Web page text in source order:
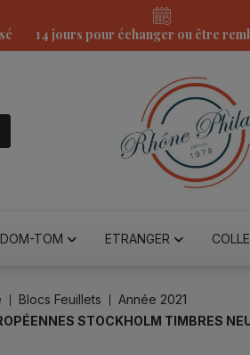
14 jours pour échanger ou être
DOM-TOM ETRANGER
Blocs Feuillets
Année 2021
STOCKHOLM TIMBRES